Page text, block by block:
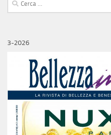
per:
3-2026